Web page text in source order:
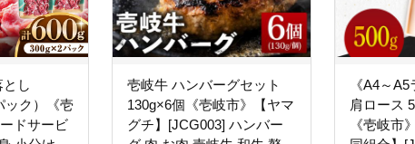
し
ック）《壱
ドサービ
壱岐牛 ハンバーグセット
130g×6個《壱岐市》【ヤマ
グチ】[JCG003] ハンバー
《A4～
肩ロース
《壱岐市